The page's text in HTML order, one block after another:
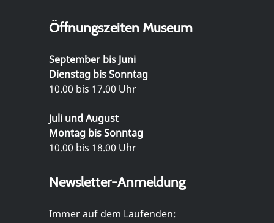
Öffnungszeiten Museum
September bis Juni
Dienstag bis Sonntag
10.00 bis 17.00 Uhr
Juli und August
Montag bis Sonntag
10.00 bis 18.00 Uhr
Newsletter-Anmeldung
Immer auf dem Laufenden: